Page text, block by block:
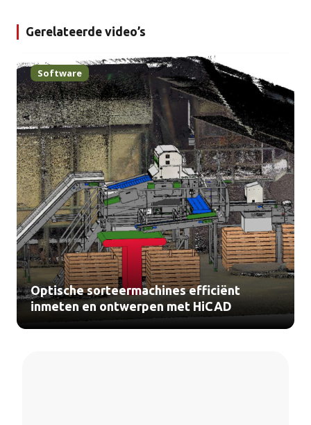
Gerelateerde video’s
Software
Optische sorteermachines efficiënt
inmeten en ontwerpen met HiCAD